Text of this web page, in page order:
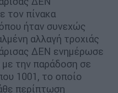
τον πίνακα
ήταν συνεχώς
αλλαγή τροχιάς
ΔΕΝ ενημέρωσε
την παράδοση σε
1001, το οποίο
περίπτωση